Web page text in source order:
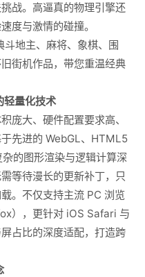
战。高逼真的物理引擎还
度与激情的碰撞。
斗地主、麻将、象棋、围
街机作品，带您重温经典
轻量化技术
庞大、硬件配置要求高、
先进的 WebGL、HTML5
的图形渲染与逻辑计算深
等待漫长的更新补丁，只
。不仅支持主流 PC 浏览
），更针对 iOS Safari 与
占比的深度适配，打造跨